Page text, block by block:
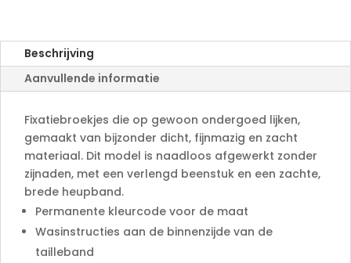
a
t
Beschrijving
Aanvullende informatie
Fixatiebroekjes die op gewoon ondergoed lijken,
gemaakt van bijzonder dicht, fijnmazig en zacht
materiaal. Dit model is naadloos afgewerkt zonder
zijnaden, met een verlengd beenstuk en een zachte,
brede heupband.
Permanente kleurcode voor de maat
Wasinstructies aan de binnenzijde van de
tailleband